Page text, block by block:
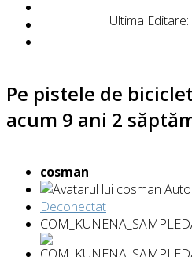
Ultima Editare:
Pe pistele de
acum 9 ani 2
cosman
Deconectat